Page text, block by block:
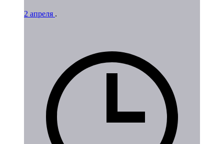
2 апреля .